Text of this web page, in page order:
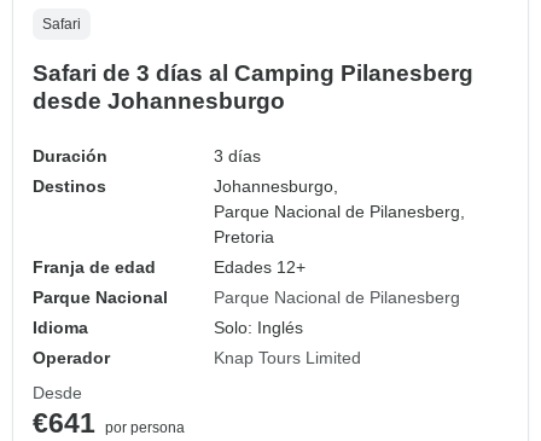
Safari
Safari de 3 días al Camping Pilanesberg
desde Johannesburgo
Duración
3 días
Destinos
Johannesburgo,
Parque Nacional de Pilanesberg,
Pretoria
Franja de edad
Edades 12+
Parque Nacional
Parque Nacional de Pilanesberg
Idioma
Solo: Inglés
Operador
Knap Tours Limited
Desde
€641 por persona